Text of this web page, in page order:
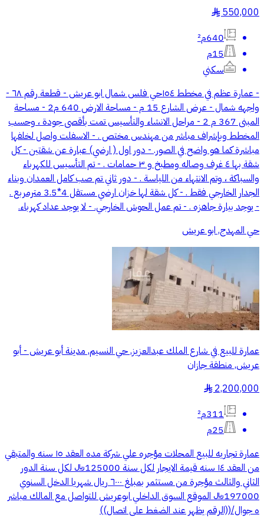
550,000
§
640م²
15م
سكني
- عمارة عظم في مخطط ١٥٤حي فلس شمال ابو عريش - قطعة رقم ٦٨ -
واجهه شمال - عرض الشارع 15 م - مساحة الارض 640 م2 - مساحة
المبنى 367 م 2 - مراحل الانشاء والتأسيس تمت بأقصى جودة ، وحسب
المخطط وبإشراف مباشر من مهندس مختص . - الاسفلت واصل لخلفها
مباشرة كما هو واضح في الصور. - دور اول ( ارضي) عبارة عن شقتين - كل
شقة بها ٤ غرف وصاله ومطبخ و ٣ حمامات . - تم التأسيس للكهرباء
والسباكة ، وتم الانتهاء من اللياسة . - دور ثاني تم صب كامل العمدان وبناء
الجدار الخارجي فقط . - كل شقة لها خزان ارضي مستقل 4*3.5 مترمربع .
- يوجد بيارة جاهزه . - تم عمل الحوش الخارجي. - لا يوجد عداد كهرباء.
حي المهدج, ابو عريش
عمارة للبيع في شارع الملك عبدالعزيز, حي النسيم, مدينة أبو عريش - أبو
عريش, منطقة جازان
2,200,000
§
311م²
25م
عمارة تجاريه للبيع المحلات مؤجره علي شركة مده العقد ١٥ سنه والمتبقي
من العقد ١٤ سنه قيمة الايجار لكل سنة 125000﷼ لكل سنة الدور
الثاني والثالث مؤجرة من مستثمر بمبلغ ٦٠٠٠ ريال شهريا الدخل السنوي
197000﷼ الموقع السوق الداخلي ابوعريش للتواصل مع المالك مباشر
ه جوال/((الرقم يظهر عند الضغط على اتصال))